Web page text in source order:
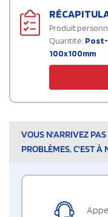
Produit
Quantité:
100x100mm
VOUS N'ARRIVEZ
PROBLÈMES, C'EST À